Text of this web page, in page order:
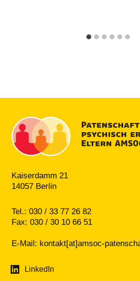
Kaiserdamm 21
14057 Berlin
Tel.: 030 / 33 77 26 82
Fax: 030 / 30 10 66 51
E-Mail: kontakt[at]amsoc-
LinkedIn